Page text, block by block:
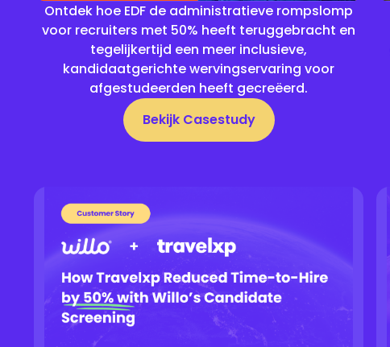
Ontdek hoe EDF de administratieve rompslomp
voor recruiters met 50% heeft teruggebracht en
tegelijkertijd een meer inclusieve,
kandidaatgerichte wervingservaring voor
afgestudeerden heeft gecreëerd.
Bekijk Casestudy